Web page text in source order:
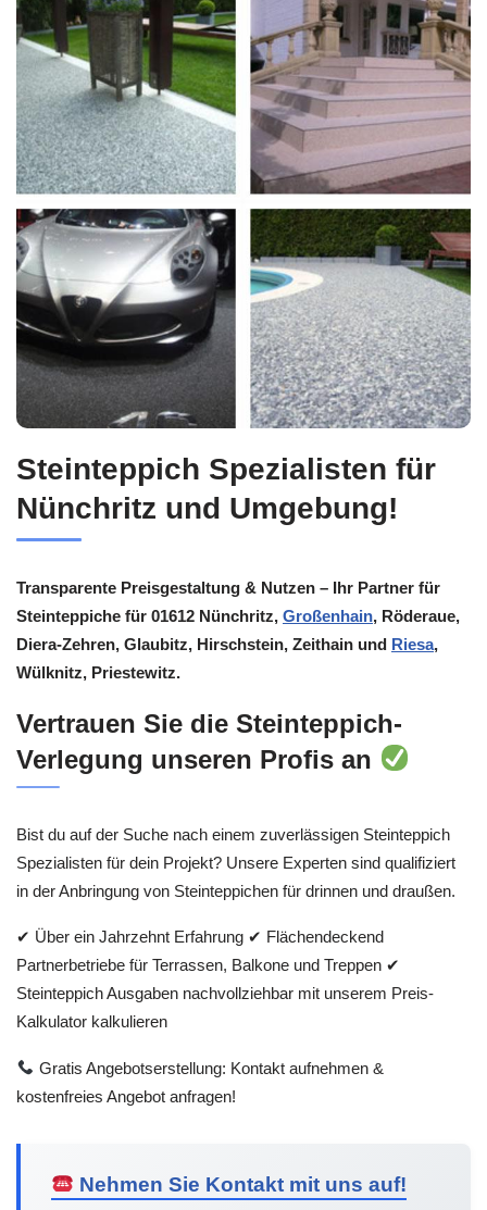
Steinteppich Spezialisten für
Nünchritz und Umgebung!
Transparente Preisgestaltung & Nutzen – Ihr Partner für
Steinteppiche für 01612 Nünchritz, Großenhain, Röderaue,
Diera-Zehren, Glaubitz, Hirschstein, Zeithain und Riesa,
Wülknitz, Priestewitz.
Vertrauen Sie die Steinteppich-
Verlegung unseren Profis an
Bist du auf der Suche nach einem zuverlässigen Steinteppich
Spezialisten für dein Projekt? Unsere Experten sind qualifiziert
in der Anbringung von Steinteppichen für drinnen und draußen.
✔ Über ein Jahrzehnt Erfahrung ✔ Flächendeckend
Partnerbetriebe für Terrassen, Balkone und Treppen ✔
Steinteppich Ausgaben nachvollziehbar mit unserem Preis-
Kalkulator kalkulieren
Gratis Angebotserstellung: Kontakt aufnehmen &
kostenfreies Angebot anfragen!
Nehmen Sie Kontakt mit uns auf!